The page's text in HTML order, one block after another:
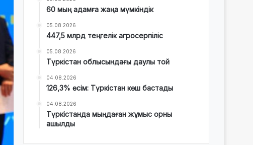
60 мың адамға жаңа мүмкіндік
05.08.2026
447,5 млрд теңгелік агросерпіліс
05.08.2026
Түркістан облысындағы даулы той
04.08.2026
126,3% өсім: Түркістан көш бастады
04.08.2026
Түркістанда мыңдаған жұмыс орны
ашылды